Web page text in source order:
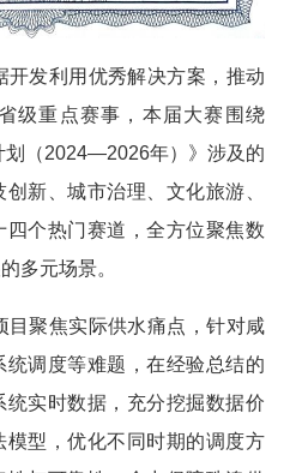
发利用优秀解决方案，推动
级重点赛事，本届大赛围绕
划（2024—2026年）》涉及的
新、城市治理、文化旅游、
四个热门赛道，全方位聚焦数
多元场景。
聚焦实际供水痛点，针对咸
调度等难题，在经验总结的
实时数据，充分挖掘数据价
型，优化不同时期的调度方